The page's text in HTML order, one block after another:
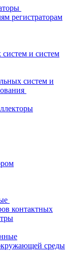
регистраторам
и систем
систем и
контактных
среды